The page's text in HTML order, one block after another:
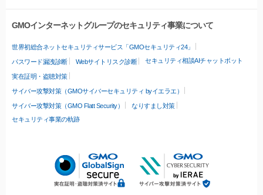
GMOインターネットグループのセキュリティ事業について
世界初総合ネットセキュリティサービス「GMOセキュリティ24」
パスワード漏洩診断 Webサイトリスク診断 セキュリティ相談AIチャットボット
実在証明・盗聴対策
サイバー攻撃対策（GMOサイバーセキュリティ byイエラエ）
サイバー攻撃対策（GMO Flatt Security）
なりすまし対策
セキュリティ事業の軌跡